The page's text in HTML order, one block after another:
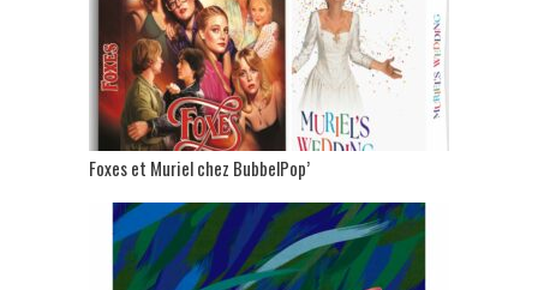
Foxes et Muriel chez BubbelPop’